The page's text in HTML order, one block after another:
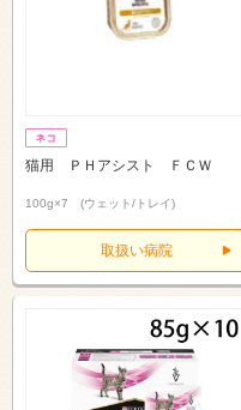
猫用 ＰＨアシスト ＦＣＷ
100g×7 (ウェット/トレイ)
取扱い病院